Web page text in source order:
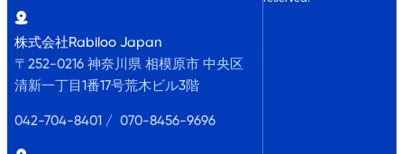
株式会社Rabiloo Japan
〒252-0216 神奈川県 相模原市 中央区
清新一丁目1番17号荒木ビル3階
042-704-8401 / 070-8456-9696